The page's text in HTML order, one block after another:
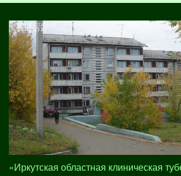
«Иркутская областная клиническая